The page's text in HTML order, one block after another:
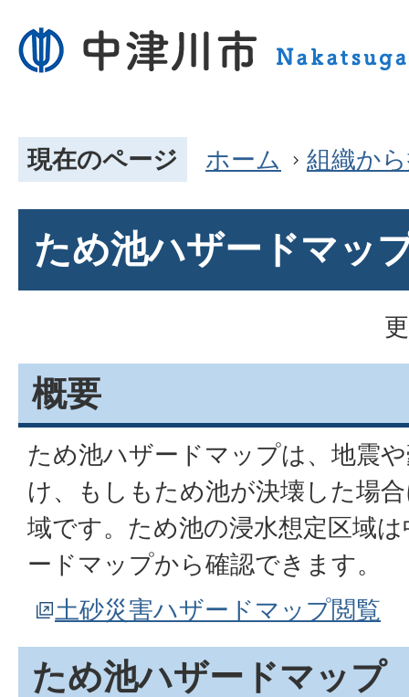
現在のページ ホーム 組織か
ため池ハザードマッ
概要
ため池ハザードマップは、地震
け、もしもため池が決壊した場
域です。ため池の浸水想定区域
ードマップから確認できます。
土砂災害ハザードマップ閲覧
ため池ハザードマップ